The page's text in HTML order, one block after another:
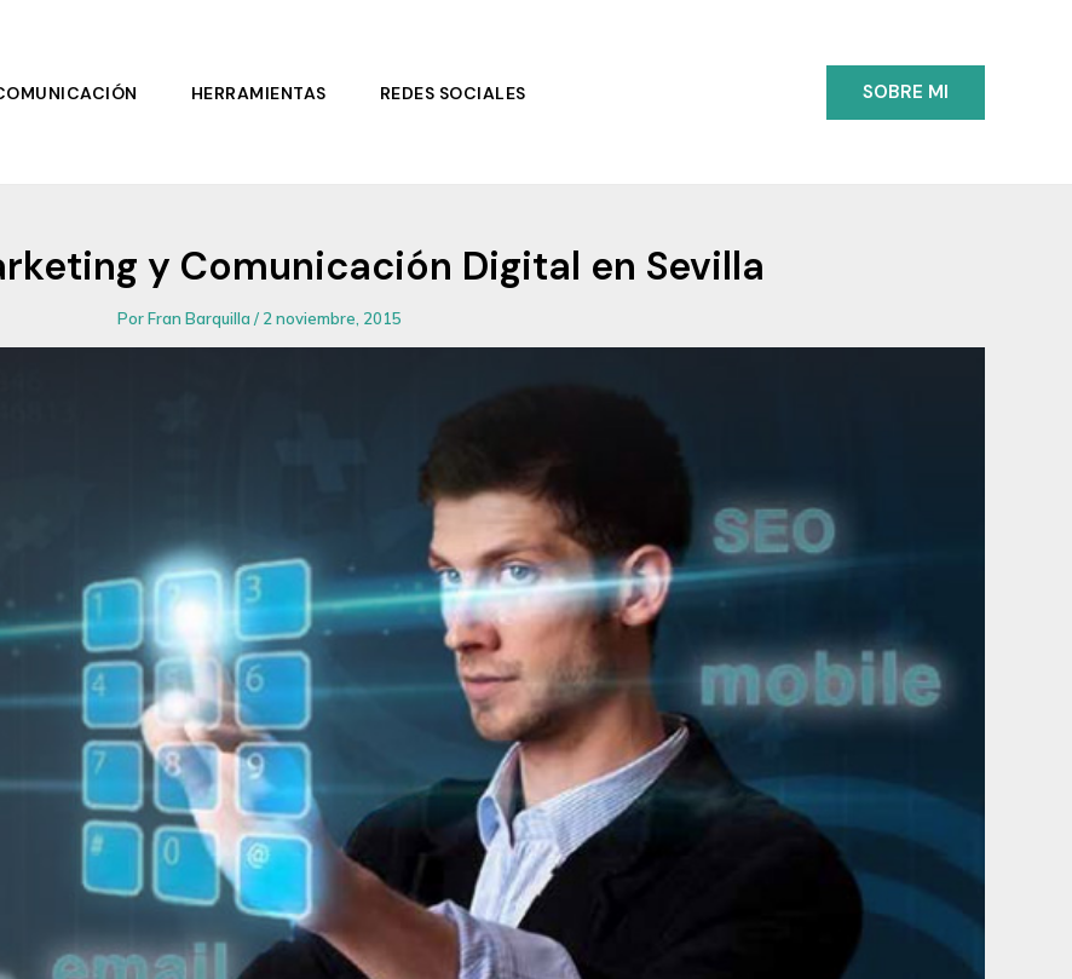
HERRAMIENTAS REDES SOCIALES SOBRE MI
y Comunicación Digital en Sevilla
PorFran Barquilla/ 2 noviembre, 2015